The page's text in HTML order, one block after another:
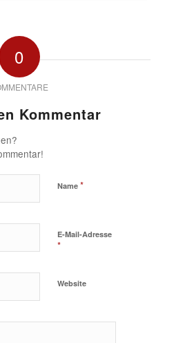
0
Kommentar
Name *
E-Mail-Adresse
*
Website